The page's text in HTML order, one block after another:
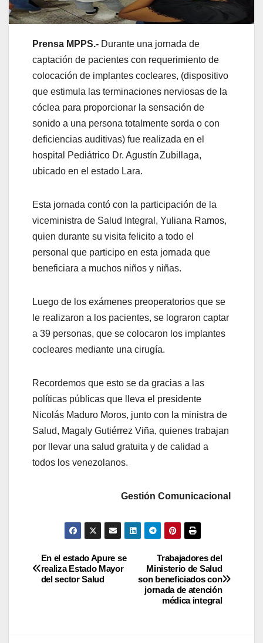
Prensa MPPS.- Durante una jornada de
captación de pacientes con requerimiento de
colocación de implantes cocleares, (dispositivo
que estimula las terminaciones nerviosas de la
cóclea para proporcionar la sensación de
sonido a una persona totalmente sorda o con
deficiencias auditivas) fue realizada en el
hospital Pediátrico Dr. Agustín Zubillaga,
ubicado en el estado Lara.
Esta jornada contó con la participación de la
viceministra de Salud Integral, Yuliana Ramos,
quien durante su visita felicito a todo el
personal que participo en esta jornada que
beneficiara a muchos niños y niñas.
Luego de los exámenes preoperatorios que se
le realizaron a los pacientes, se lograron captar
a 39 personas, que se colocaron los implantes
cocleares mediante una cirugía.
Recordemos que esto se da gracias a las
políticas públicas que lleva el presidente
Nicolás Maduro Moros, junto con la ministra de
Salud, Magaly Gutiérrez Viña, quienes trabajan
por llevar una salud gratuita y de calidad a
todos los venezolanos.
Gestión Comunicacional
Trabajadores del
Ministerio de Salud
son beneficiados con
jornada de atención
médica integral
En el estado Apure se
realiza Estado Mayor
del sector Salud